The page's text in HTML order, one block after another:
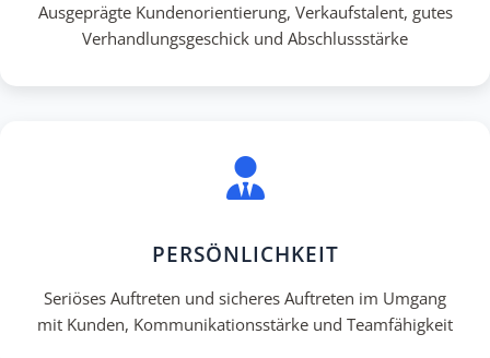
Ausgeprägte Kundenorientierung, Verkaufstalent, gutes
Verhandlungsgeschick und Abschlussstärke
PERSÖNLICHKEIT
Seriöses Auftreten und sicheres Auftreten im Umgang
mit Kunden, Kommunikationsstärke und Teamfähigkeit